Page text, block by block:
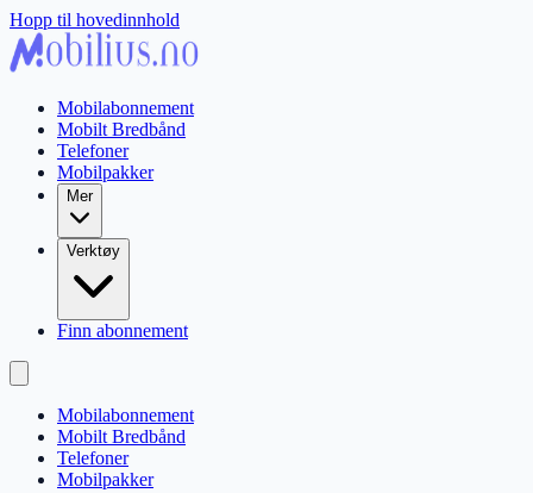
Hopp til hovedinnhold
Mobilabonnement
Mobilt Bredbånd
Telefoner
Mobilpakker
Mer
Verktøy
Finn abonnement
Mobilabonnement
Mobilt Bredbånd
Telefoner
Mobilpakker